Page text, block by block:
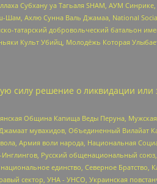
Субхану уа Тагьаля SHAM, АУМ
Шам, Ахлю Сунна Валь Джамаа, National
татарский добровольческий батальон
Культ Убийц, Молодёжь Которая
силу решение о ликвидации или
Община Капища Веды Перуна,
мувахидов, Объединенный Вилайат
Армия воли народа, Национальная
Инглингов, Русский общенациональный
единство, Северное Братство,
сектор, УНА - УНСО, Украинская